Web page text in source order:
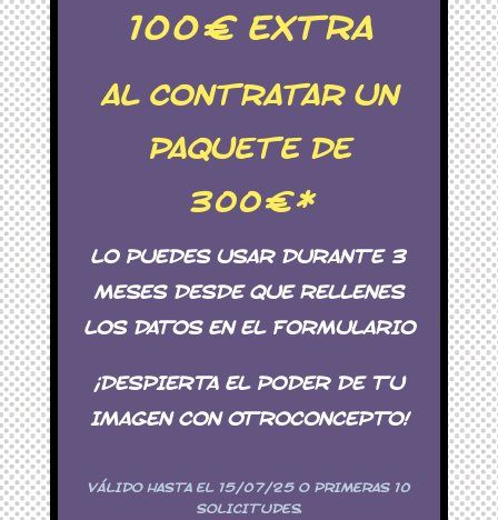
100€ EXTRA
AL CONTRATAR UN
PAQUETE DE
300€*
LO PUEDES USAR DURANTE 3
MESES DESDE QUE RELLENES
LOS DATOS EN EL FORMULARIO
¡DESPIERTA EL PODER DE TU
IMAGEN CON OTROCONCEPTO!
VÁLIDO HASTA EL 15/07/25 O PRIMERAS 10
SOLICITUDES.